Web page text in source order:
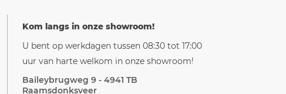
Kom langs in onze showroom!
U bent op werkdagen tussen 08:30 tot 17:00
uur van harte welkom in onze showroom!
Baileybrugweg 9 - 4941 TB
Raamsdonksveer